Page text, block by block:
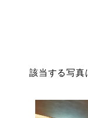
該当する写真